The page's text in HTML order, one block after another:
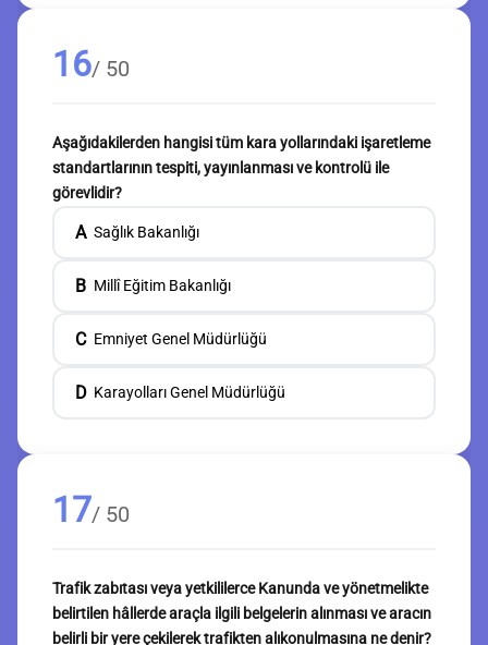
16/ 50
Aşağıdakilerden hangisi tüm kara yollarındaki işaretleme
standartlarının tespiti, yayınlanması ve kontrolü ile
görevlidir?
A Sağlık Bakanlığı
B Millî Eğitim Bakanlığı
C Emniyet Genel Müdürlüğü
D Karayolları Genel Müdürlüğü
17/ 50
Trafik zabıtası veya yetkililerce Kanunda ve yönetmelikte
belirtilen hâllerde araçla ilgili belgelerin alınması ve aracın
belirli bir yere çekilerek trafikten alıkonulmasına ne denir?